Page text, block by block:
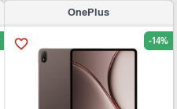
OnePlus
favorite_border -14%